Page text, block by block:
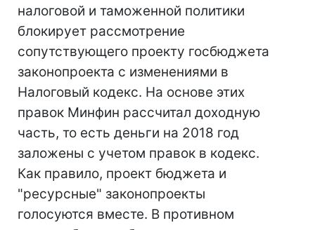
налоговой и таможенной политики
блокирует рассмотрение
сопутствующего проекту госбюджета
законопроекта с изменениями в
Налоговый кодекс. На основе этих
правок Минфин рассчитал доходную
часть, то есть деньги на 2018 год
заложены с учетом правок в кодекс.
Как правило, проект бюджета и
"ресурсные" законопроекты
голосуются вместе. В противном